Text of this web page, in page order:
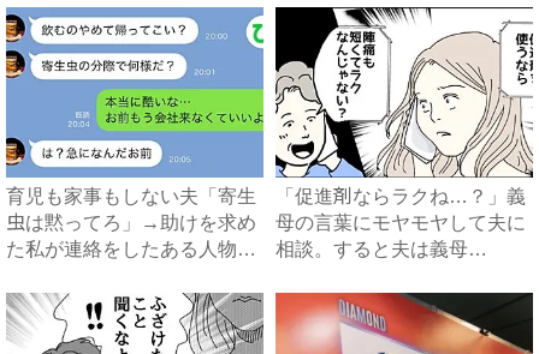
育児も家事もしない夫「寄生
虫は黙ってろ」→助けを求め
た私が連絡をしたある人物と
「促進剤ならラクね…？」義
母の言葉にモヤモヤして夫に
相談。すると夫は義母